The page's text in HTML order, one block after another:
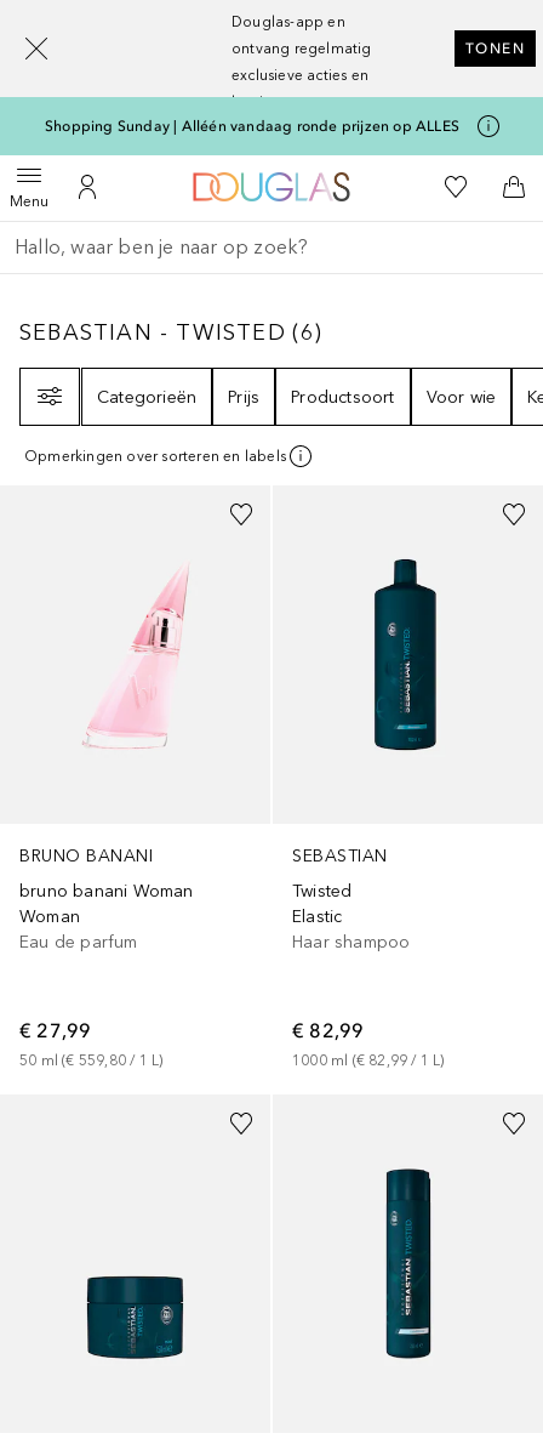
Douglas-app en
ontvang regelmatig
exclusieve acties en
kortingen
TONEN
Shopping Sunday | Alléén vandaag ronde prijzen op ALLES
MenuOpen menuNaar Mijn Account
Naar Douglas Home
Naar Mijn
Ga terug
Zoekopdracht uitvoeren
SEBASTIAN - TWISTED6
SEBASTIAN - TWISTED (6)
Categorieën
Prijs Productsoort Voor wie
Opmerkingen over sorteren en labels
BRUNO BANANI
bruno banani Woman
Woman
Eau de parfum
€ 27,99
50 ml (€ 559,80 / 1 L)
SEBASTIAN
Twisted
Elastic
Haar shampoo
€ 82,99
1000 ml (€ 82,99 / 1 L)
[navigation.slideout.screenreader]